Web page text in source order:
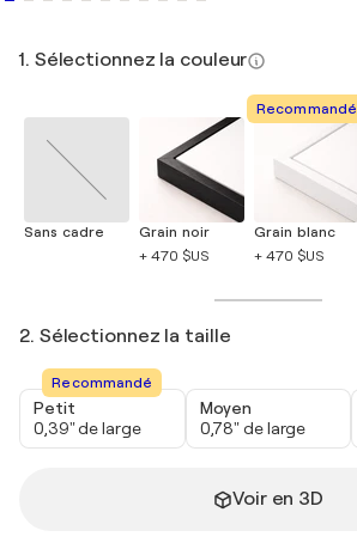
1. Sélectionnez la couleur
Sans cadre
Grain noir
+ 470 $US
Recommandé
Grain blanc
+ 470 $US
2. Sélectionnez la taille
Recommandé
Petit
0,39" de large
Moyen
0,78" de large
Voir en 3D